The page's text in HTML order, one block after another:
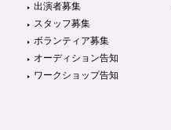
出演者募集
スタッフ募集
ボランティア募集
オーディション告知
ワークショップ告知